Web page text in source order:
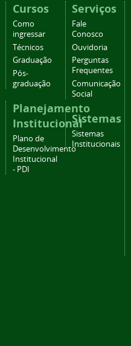
Cursos
Como
ingressar
Técnicos
Graduação
Pós-
graduação
Planejamento
Institucional
Plano de
Desenvolvimento
Institucional
- PDI
Serviços
Fale
Conosco
Ouvidoria
Perguntas
Frequentes
Comunicação
Social
Sistemas
Sistemas
Institucionais